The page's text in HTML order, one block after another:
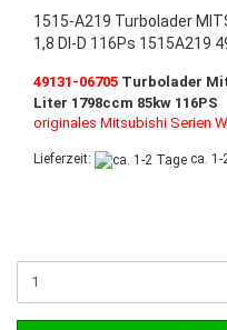
1515-A219 Turbolader
1,8 DI-D 116Ps 1515A219
49131-06705 Turbolader
Liter 1798ccm 85kw 116PS
originales Mitsubishi Serien
Lieferzeit: ca. 1-